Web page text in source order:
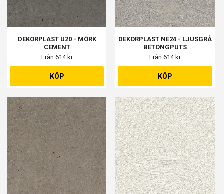
DEKORPLAST U20 - MÖRK
CEMENT
Från 614 kr
KÖP
DEKORPLAST NE24 - LJUSGRÅ
BETONGPUTS
Från 614 kr
KÖP